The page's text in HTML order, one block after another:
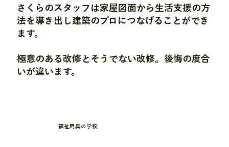
さくらのスタッフは家屋図面から生活支援の方
法を導き出し建築のプロにつなげることができ
ます。​
極意のある改修とそうでない改修。後悔の度合
いが違います。
福祉用具の学校